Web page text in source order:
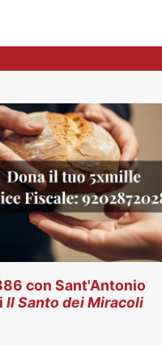
con Sant'Antonio
Il Santo dei Miracoli